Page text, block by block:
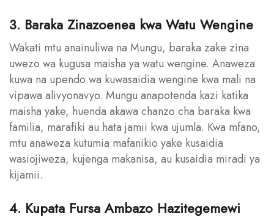
3. Baraka Zinazoenea kwa Watu Wengine
Wakati mtu anainuliwa na Mungu, baraka zake zina
uwezo wa kugusa maisha ya watu wengine. Anaweza
kuwa na upendo wa kuwasaidia wengine kwa mali na
vipawa alivyonavyo. Mungu anapotenda kazi katika
maisha yake, huenda akawa chanzo cha baraka kwa
familia, marafiki au hata jamii kwa ujumla. Kwa mfano,
mtu anaweza kutumia mafanikio yake kusaidia
wasiojiweza, kujenga makanisa, au kusaidia miradi ya
kijamii.
4. Kupata Fursa Ambazo Hazitegemewi